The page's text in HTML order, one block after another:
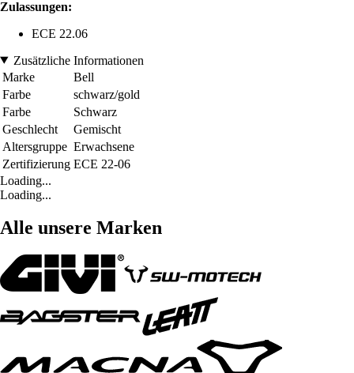
Zulassungen:
ECE 22.06
Zusätzliche Informationen
Marke
Bell
Farbe
schwarz/gold
Farbe
Schwarz
Geschlecht
Gemischt
Altersgruppe Erwachsene
Zertifizierung ECE 22-06
Loading...
Loading...
Alle unsere Marken